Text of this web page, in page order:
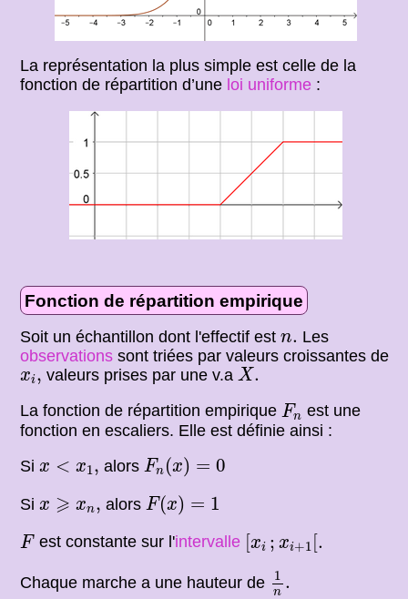
La représentation la plus simple est celle de la
fonction de répartition d’une loi uniforme :
Fonction de répartition empirique
Soit un échantillon dont l'effectif estn.
n
Les
observations sont triées par valeurs croissantes de
xi,
xi, valeurs prises par une v.a X.
X.
La fonction de répartition empirique Fn
Fn est une
fonction en escaliers. Elle est définie ainsi :
Six < x1,
x <x 1, alorsFn (x) = 0
Fn( )
Six ⩾ xn,
x ⩾x n alors F(x) = 1
F(x )=
F
Fest constante sur l'intervalle [xi ; xi+1 [.
[x .
Chaque marche a une hauteur de 1
n .
1